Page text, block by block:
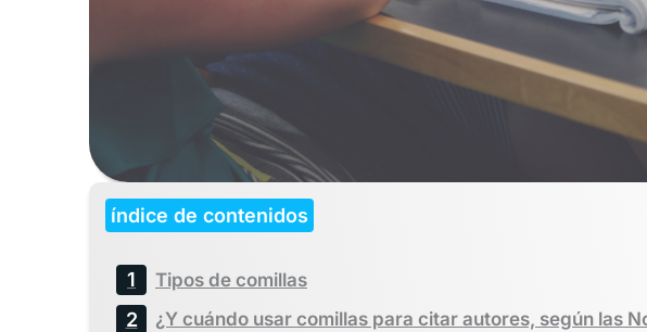
índice de contenidos
Tipos de comillas
¿Y cuándo usar comillas para citar autores, según las